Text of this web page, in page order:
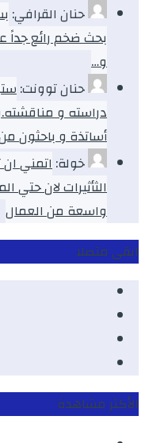
حنان القرافي:
بحث ضخم رائع جداً
و…
حنان توونت:
دراسته و
أساتذة و باحثون
خولة:اتمني
الثأثيرات لان
واسعة من العمال
ابقى متصلا
الأكثر مشاهدة